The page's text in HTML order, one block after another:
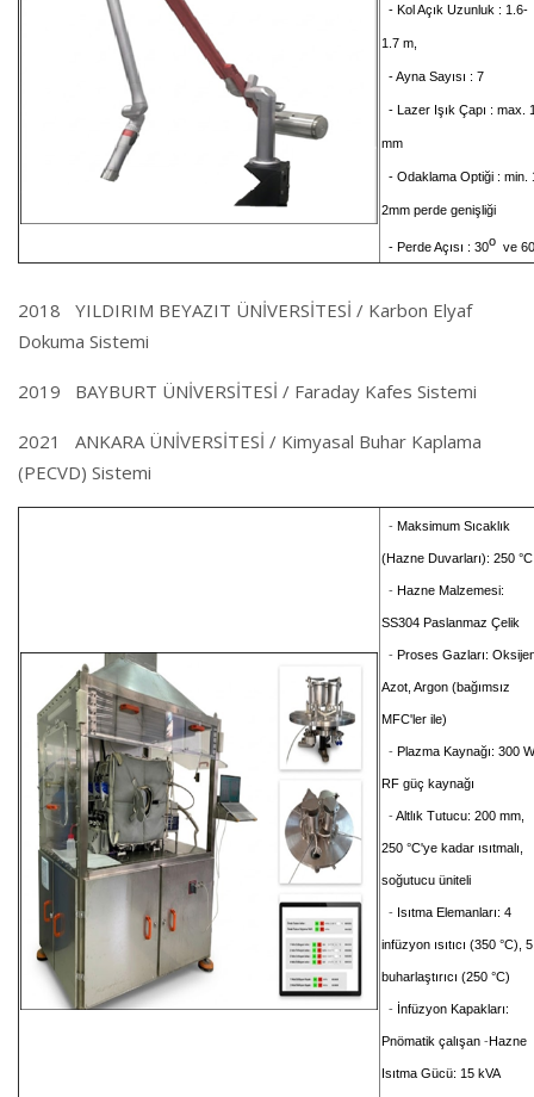
- Kol Açık Uzunluk : 1.6-
1.7 m,
- Ayna Sayısı : 7
- Lazer Işık Çapı : max.
mm
- Odaklama Optiği : min.
2mm perde genişliği
- Perde Açısı : 30o ve 60
2018 YILDIRIM BEYAZIT ÜNİVERSİTESİ / Karbon Elyaf
Dokuma Sistemi
2019 BAYBURT ÜNİVERSİTESİ / Faraday Kafes Sistemi
2021 ANKARA ÜNİVERSİTESİ / Kimyasal Buhar Kaplama
(PECVD) Sistemi
- Maksimum Sıcaklık
(Hazne Duvarları): 250 °C
- Hazne Malzemesi:
SS304 Paslanmaz Çelik
- Proses Gazları:
Azot, Argon (bağımsız
MFC'ler ile)
- Plazma Kaynağı: 300 W
RF güç kaynağı
-Altlık Tutucu: 200 mm,
250 °C'ye kadar ısıtmalı,
soğutucu üniteli
- Isıtma Elemanları: 4
infüzyon ısıtıcı (350 °C), 5
buharlaştırıcı (250 °C)
- İnfüzyon Kapakları:
Pnömatik çalışan -Hazne
Isıtma Gücü: 15 kVA